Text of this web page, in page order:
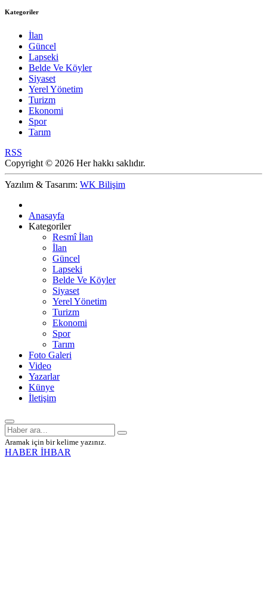
Kategoriler
İlan
Güncel
Lapseki
Belde Ve Köyler
Siyaset
Yerel Yönetim
Turizm
Ekonomi
Spor
Tarım
RSS
Copyright © 2026 Her hakkı saklıdır.
Yazılım & Tasarım: WK Bilişim
Anasayfa
Kategoriler
Resmî İlan
İlan
Güncel
Lapseki
Belde Ve Köyler
Siyaset
Yerel Yönetim
Turizm
Ekonomi
Spor
Tarım
Foto Galeri
Video
Yazarlar
Künye
İletişim
Aramak için bir kelime yazınız.
HABER İHBAR